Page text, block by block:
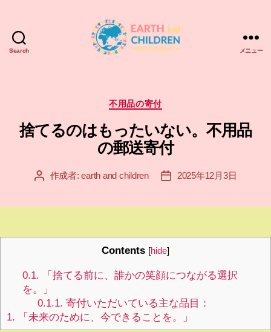
Search
＆
ル
ド
レ
EARTH
CHILDREN
メニュー
カ
ゴ
リ
ー
不用品の寄付
捨てるのはもったいない。不用品
の郵送寄付
投 作成者:earth and children
投
2025年12月3日
Contents [hide]
0.1. 「捨てる前に、誰かの笑顔につながる選択
を。」
0.1.1. 寄付いただいている主な品目：
1. 「未来のために、今できることを。」